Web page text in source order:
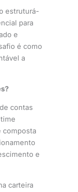
estruturá-
para
e
é como
a
contas
composta
e
carteira